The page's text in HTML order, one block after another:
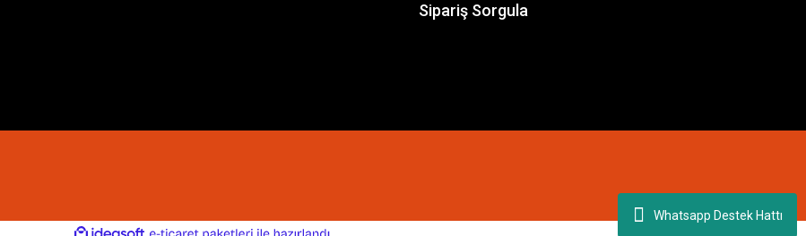
Whatsapp Destek Hattı
Sipariş Sorgula